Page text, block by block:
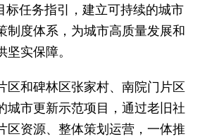
标任务指引，建立可持续的城市
制度体系，为城市高质量发展和
实保障。
和碑林区张家村、南院门片区
城市更新示范项目，通过老旧社
区资源、整体策划运营，一体推